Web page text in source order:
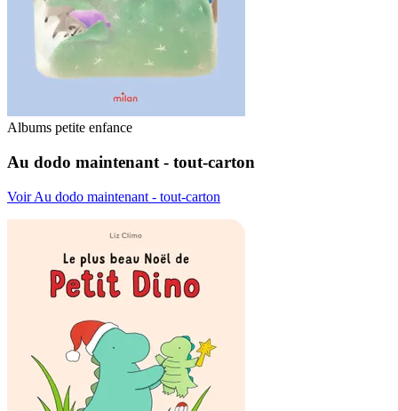
Albums petite enfance
Au dodo maintenant - tout-carton
Voir Au dodo maintenant - tout-carton